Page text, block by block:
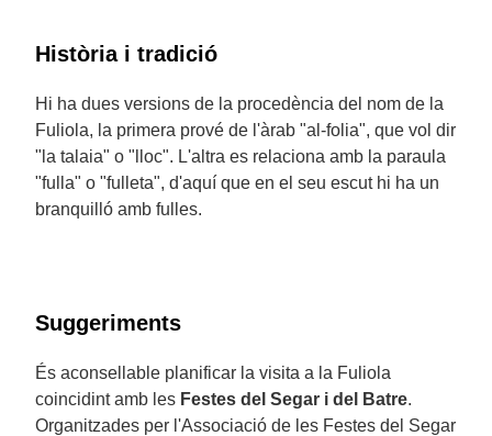
Història i tradició
Hi ha dues versions de la procedència del nom de la
Fuliola, la primera prové de l'àrab "al-folia", que vol dir
"la talaia" o "lloc". L'altra es relaciona amb la paraula
"fulla" o "fulleta", d'aquí que en el seu escut hi ha un
branquilló amb fulles.
Suggeriments
És aconsellable planificar la visita a la Fuliola
coincidint amb les Festes del Segar i del Batre.
Organitzades per l'Associació de les Festes del Segar